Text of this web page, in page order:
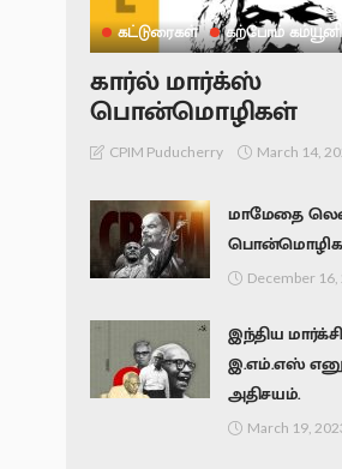
கட்டுரைகள் கற்போம்
கார்ல் மார்க்ஸ்
பொன்மொழிகள்
CPIM Puducherry March 14,
மாமேதை
December 16,
இந்திய
இ.எம்.எஸ்
அதிசயம்.
March 19,